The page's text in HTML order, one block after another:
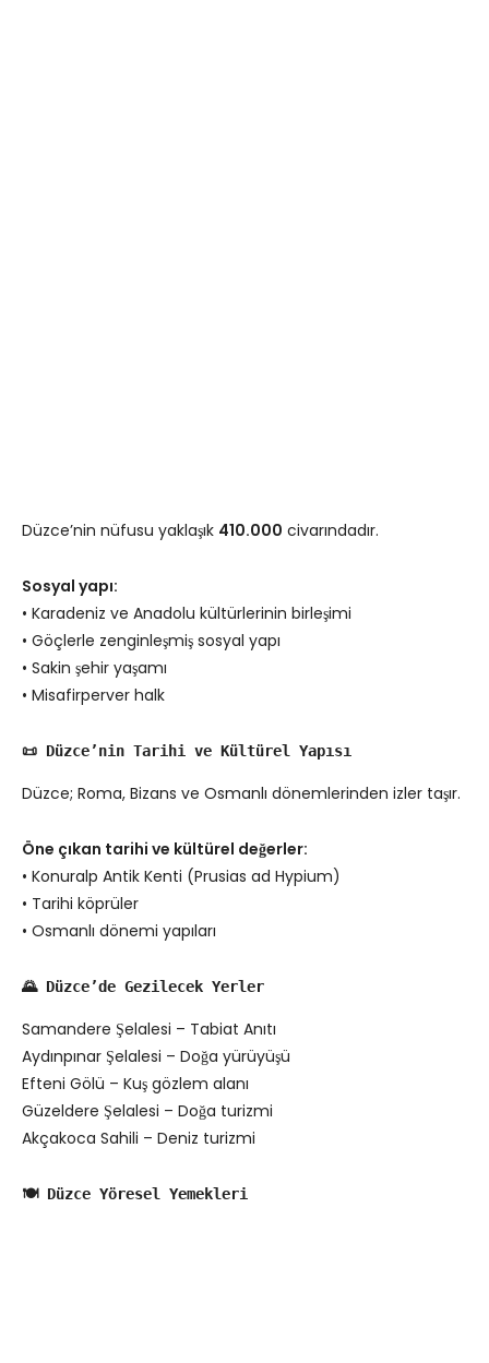
Düzce’nin nüfusu yaklaşık 410.000 civarındadır.
Sosyal yapı:
• Karadeniz ve Anadolu kültürlerinin birleşimi
• Göçlerle zenginleşmiş sosyal yapı
• Sakin şehir yaşamı
• Misafirperver halk
📜 Düzce’nin Tarihi ve Kültürel Yapısı
Düzce; Roma, Bizans ve Osmanlı dönemlerinden izler taşır.
Öne çıkan tarihi ve kültürel değerler:
• Konuralp Antik Kenti (Prusias ad Hypium)
• Tarihi köprüler
• Osmanlı dönemi yapıları
🌄 Düzce’de Gezilecek Yerler
Samandere Şelalesi – Tabiat Anıtı
Aydınpınar Şelalesi – Doğa yürüyüşü
Efteni Gölü – Kuş gözlem alanı
Güzeldere Şelalesi – Doğa turizmi
Akçakoca Sahili – Deniz turizmi
🍽️ Düzce Yöresel Yemekleri